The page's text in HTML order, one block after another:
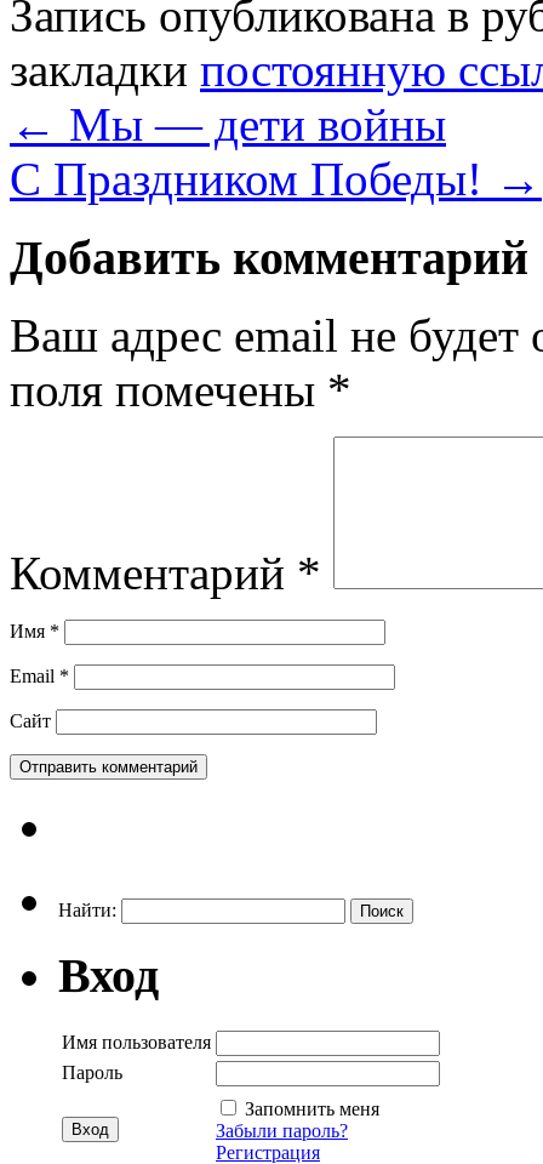
Запись опубликована в
закладки постоянную
← Мы — дети войны
C Праздником Победы! →
Добавить комментарий
Ваш адрес email не будет
поля помечены *
Комментарий *
Имя *
Email *
Сайт
Найти:
Вход
Имя пользователя
Пароль
Запомнить меня
Забыли пароль?
Регистрация